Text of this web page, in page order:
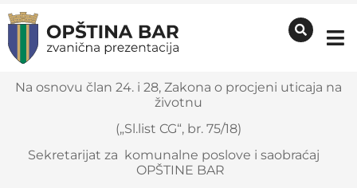
Na osnovu član 24. i 28, Zakona o procjeni uticaja na
životnu
(„Sl.list CG“, br. 75/18)
Sekretarijat za komunalne poslove i saobraćaj
OPŠTINE BAR